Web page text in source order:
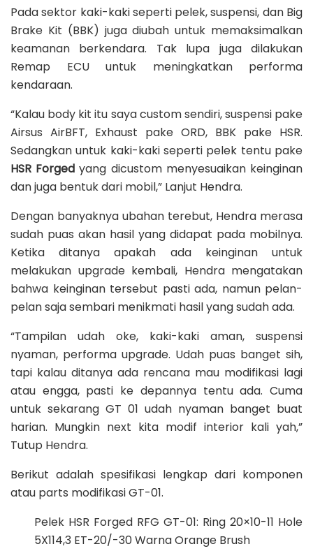
Pada sektor kaki-kaki seperti pelek, suspensi, dan Big
Brake Kit (BBK) juga diubah untuk memaksimalkan
keamanan berkendara. Tak lupa juga dilakukan
Remap ECU untuk meningkatkan performa
kendaraan.
“Kalau body kit itu saya custom sendiri, suspensi pake
Airsus AirBFT, Exhaust pake ORD, BBK pake HSR.
Sedangkan untuk kaki-kaki seperti pelek tentu pake
HSR Forged yang dicustom menyesuaikan keinginan
dan juga bentuk dari mobil,” Lanjut Hendra.
Dengan banyaknya ubahan terebut, Hendra merasa
sudah puas akan hasil yang didapat pada mobilnya.
Ketika ditanya apakah ada keinginan untuk
melakukan upgrade kembali, Hendra mengatakan
bahwa keinginan tersebut pasti ada, namun pelan-
pelan saja sembari menikmati hasil yang sudah ada.
“Tampilan udah oke, kaki-kaki aman, suspensi
nyaman, performa upgrade. Udah puas banget sih,
tapi kalau ditanya ada rencana mau modifikasi lagi
atau engga, pasti ke depannya tentu ada. Cuma
untuk sekarang GT 01 udah nyaman banget buat
harian. Mungkin next kita modif interior kali yah,”
Tutup Hendra.
Berikut adalah spesifikasi lengkap dari komponen
atau parts modifikasi GT-01.
Pelek HSR Forged RFG GT-01: Ring 20×10-11 Hole
5X114,3 ET-20/-30 Warna Orange Brush